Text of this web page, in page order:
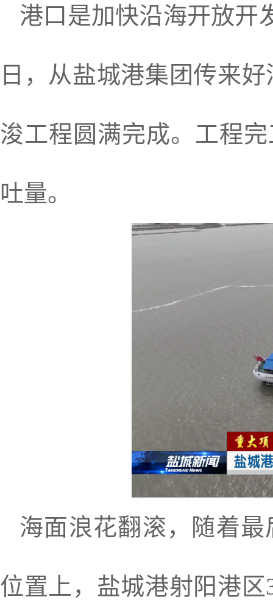
港口是加快沿海开放开
日，从盐城港集团传来
浚工程圆满完成。工程
吐量。
海面浪花翻滚，随着
位置上，盐城港射阳港